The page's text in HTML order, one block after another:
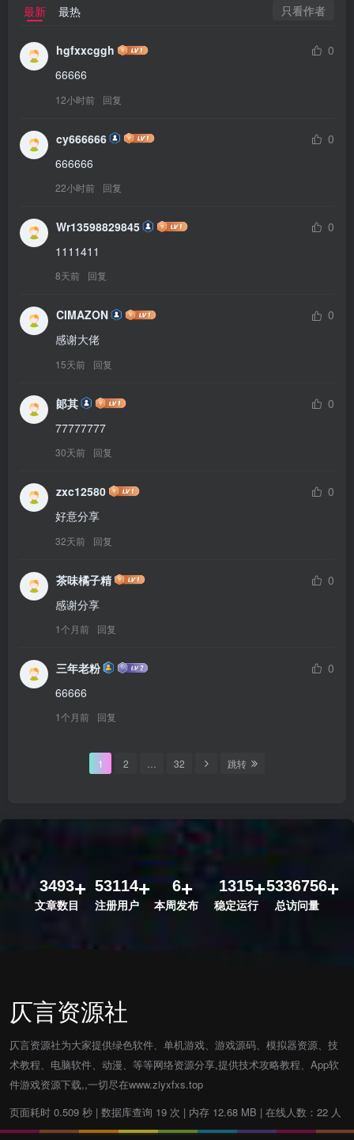
最新 最热 只看作者
hgfxxcggh
0
66666
12小时前 回复
cy666666
0
666666
22小时前 回复
Wr13598829845
0
1111411
8天前 回复
CIMAZON
0
感谢大佬
15天前 回复
郞其
0
77777777
30天前 回复
zxc12580
0
好意分享
32天前 回复
茶味橘子精
0
感谢分享
1个月前 回复
三年老粉
0
66666
1个月前 回复
1 2 32 跳转
3493
文章数目
53114
注册用户
6
本周发布
1315
稳定运行
5336756
总访问量
仄言资源社
仄言资源社为大家提供绿色软件、单机游戏、游戏源码、模拟器资源、技
术教程、电脑软件、动漫、等等网络资源分享,提供技术攻略教程、App软
件游戏资源下载,,一切尽在www.ziyxfxs.top
页面耗时 0.509 秒 | 数据库查询 19 次 | 内存 12.68 MB | 在线人数：22 人